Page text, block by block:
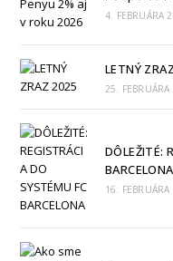
4. FEBRUÁRA
LETNÝ
25. FEBRUÁRA
DÔLEŽITÉ:
BARCELONA
16.